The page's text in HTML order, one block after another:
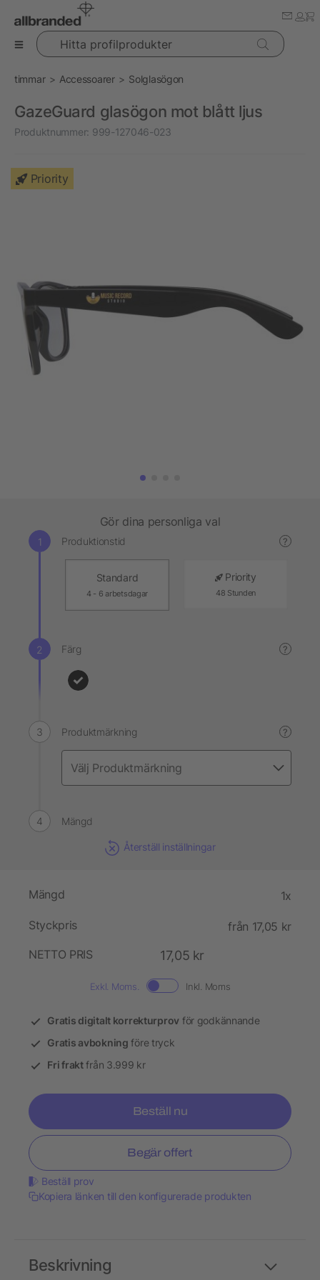
Hitta profilprodukter
timmar Accessoarer Solglasögon
GazeGuard glasögon mot blått ljus
Produktnummer: 999-127046-023
Priority
Gör dina personliga val
Produktionstid ?
Standard
4 - 6 arbetsdagar
Priority
48 Stunden
Färg ?
Produktmärkning ?
Mängd
Återställ inställningar
Mängd 1x
Styckpris
från 17,05 kr
NETTO PRIS
17,05 kr
Exkl. Moms. Inkl. Moms
Gratis digitalt korrekturprov för godkännande
Gratis avbokning före tryck
Fri fraktfrån 3.999 kr
Beställ nu
Begär offert
Beställ prov
Kopiera länken till den konfigurerade produkten
Beskrivning